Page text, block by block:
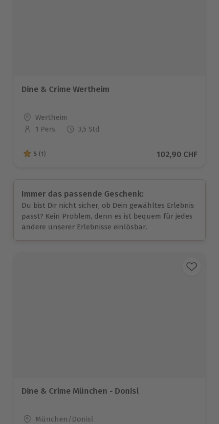
Dine & Crime Wertheim
Standort
Wertheim
Anzahl der Teilnehmer
1 Pers. 3,5 Std
5 von 5 Sternen basierend auf 1 Bewertungen
5 (1) Aktueller Preis
102,90 CHF
Immer das passende Geschenk:
Du bist Dir nicht sicher, ob Dein gewähltes Erlebnis
passt? Kein Problem, denn es ist bequem für jedes
andere unserer Erlebnisse einlösbar.
Dine & Crime München - Donisl
Standort
München/Donisl